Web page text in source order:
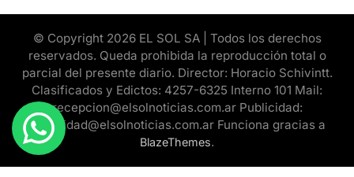
© Copyright 2026 EL SOL SA | Todos los derechos
reservados. Queda prohibida la reproducción total o
parcial del presente diario. Director: Horacio Schivintt.
Clasificados y Edictos: 4257-6325 Interno 101 Mail:
recepcion@elsolnoticias.com.ar Publicidad:
publicidad@elsolnoticias.com.ar Funciona gracias a
BlazeThemes.